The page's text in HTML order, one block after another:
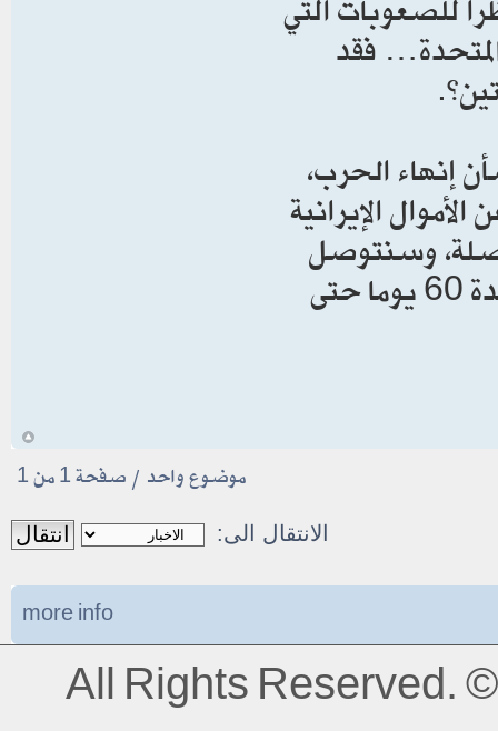
فقد
إنهاء الحرب،
الإيرانية
وسنتوصل
إلى مذكرة تفاهم. بعد ذلك، ستستمر المفاوضات لمدة 60 يوما حتى
موضوع واحد • صفحة1من1
الانتقال الى:
more info
All Rights Reserved.